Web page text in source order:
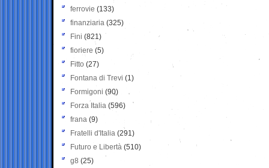
ferrovie (133)
finanziaria (325)
Fini (821)
fioriere (5)
Fitto (27)
Fontana di Trevi (1)
Formigoni (90)
Forza Italia (596)
frana (9)
Fratelli d'Italia (291)
Futuro e Libertà (510)
g8 (25)